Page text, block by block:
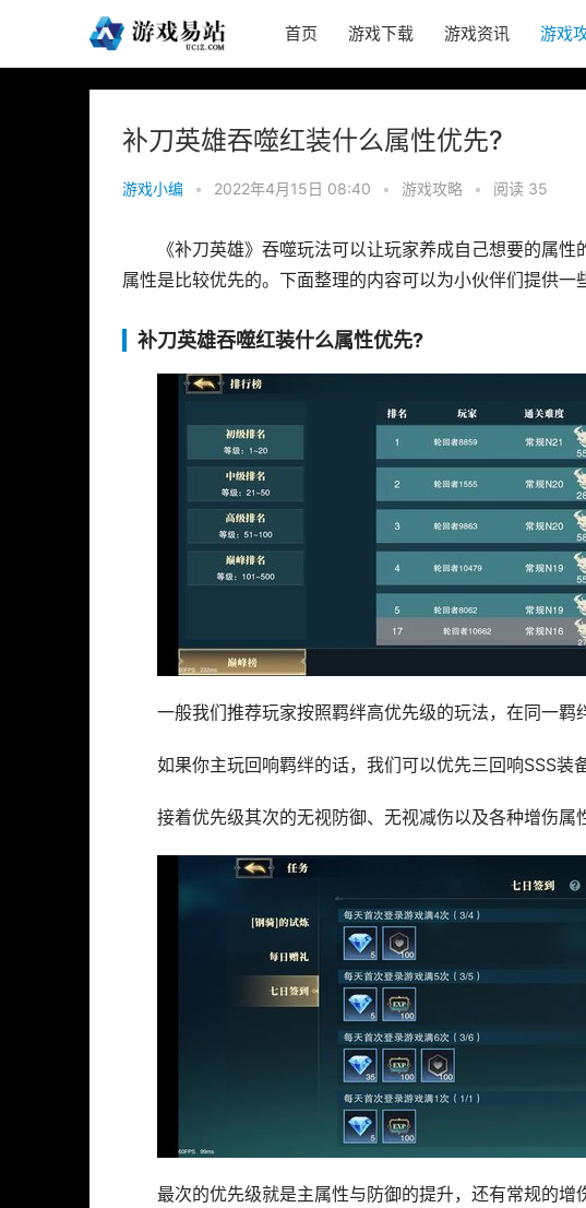
首页 游戏下载 游戏资讯 游戏
补刀英雄吞噬红装什么属性优先?
游戏小编 • 2022年4月15日 08:40 • 游戏攻略 • 阅读 35
《补刀英雄》吞噬玩法可以让玩家养成自己想要的属
属性是比较优先的。下面整理的内容可以为小伙伴们提供一
补刀英雄吞噬红装什么属性优先?
一般我们推荐玩家按照羁绊高优先级的玩法，在同一羁
如果你主玩回响羁绊的话，我们可以优先三回响SSS装
接着优先级其次的无视防御、无视减伤以及各种增伤属
最次的优先级就是主属性与防御的提升，还有常规的增